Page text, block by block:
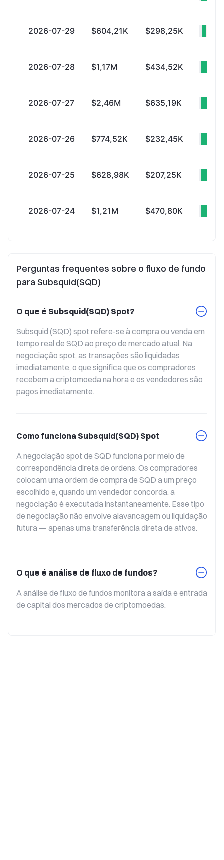
2026-07-29 $604,21K $298,25K
2026-07-28 $1,17M $434,52K
2026-07-27 $2,46M $635,19K
2026-07-26 $774,52K $232,45K
2026-07-25 $628,98K $207,25K
2026-07-24 $1,21M $470,80K
Perguntas frequentes sobre o fluxo de fundo
para Subsquid(SQD)
O que é Subsquid(SQD) Spot?
Subsquid (SQD) spot refere-se à compra ou venda em
tempo real de SQD ao preço de mercado atual. Na
negociação spot, as transações são liquidadas
imediatamente, o que significa que os compradores
recebem a criptomoeda na hora e os vendedores são
pagos imediatamente.
Como funciona Subsquid(SQD) Spot
A negociação spot de SQD funciona por meio de
correspondência direta de ordens. Os compradores
colocam uma ordem de compra de SQD a um preço
escolhido e, quando um vendedor concorda, a
negociação é executada instantaneamente. Esse tipo
de negociação não envolve alavancagem ou liquidação
futura — apenas uma transferência direta de ativos.
O que é análise de fluxo de fundos?
A análise de fluxo de fundos monitora a saída e entrada
de capital dos mercados de criptomoedas.